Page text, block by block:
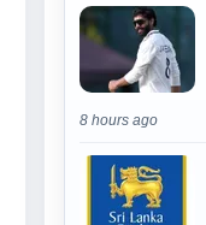
8 hours ago